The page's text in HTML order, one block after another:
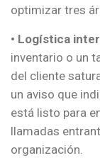
optimizar tres
• Logística
inventario o un
del cliente
un aviso que
está listo para
llamadas
organización.